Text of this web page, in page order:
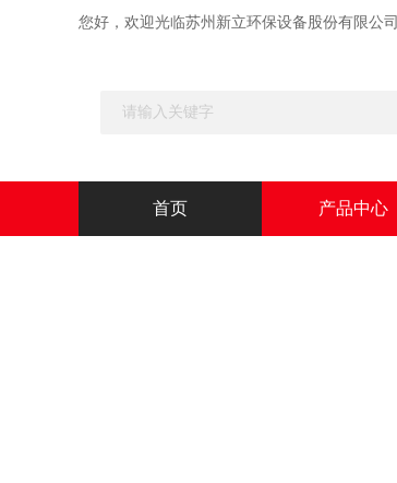
您好，欢迎光临苏州新立环保设备股份有限公司
首页 产品中心